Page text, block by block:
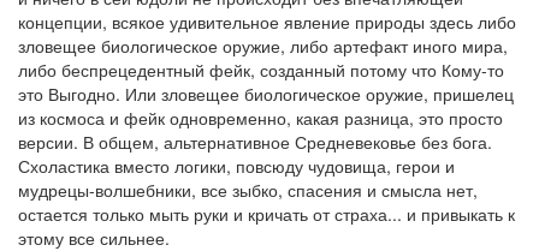
концепции, всякое удивительное явление природы здесь либо
зловещее биологическое оружие, либо артефакт иного мира,
либо беспрецедентный фейк, созданный потому что Кому-то
это Выгодно. Или зловещее биологическое оружие, пришелец
из космоса и фейк одновременно, какая разница, это просто
версии. В общем, альтернативное Средневековье без бога.
Схоластика вместо логики, повсюду чудовища, герои и
мудрецы-волшебники, все зыбко, спасения и смысла нет,
остается только мыть руки и кричать от страха... и привыкать к
этому все сильнее.